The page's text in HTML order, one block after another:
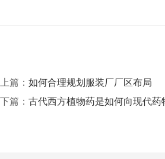
上篇： 如何合理规划服装厂厂区布局
下篇： 古代西方植物药是如何向现代